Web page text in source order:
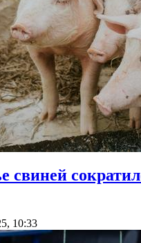
свиней
10:33